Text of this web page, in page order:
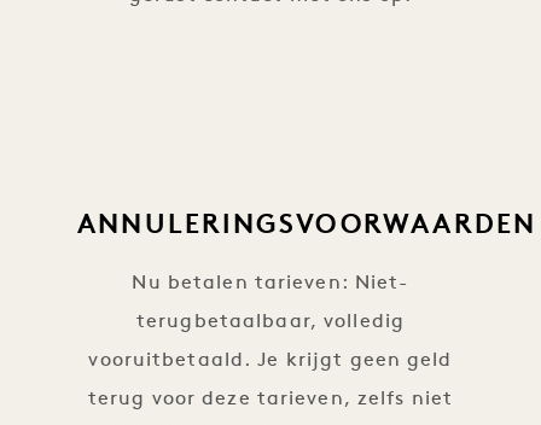
ANNULERINGSVOORWAARDEN
Nu betalen tarieven: Niet-
terugbetaalbaar, volledig
vooruitbetaald. Je krijgt geen geld
terug voor deze tarieven, zelfs niet